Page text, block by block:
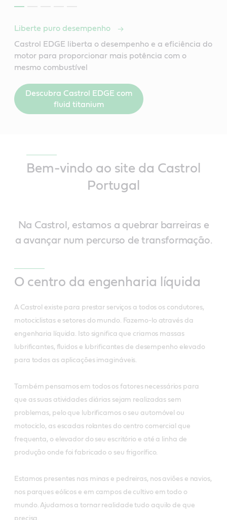
Liberte puro desempenho
Castrol EDGE liberta o desempenho e a eficiência do
motor para proporcionar mais potência com o
mesmo combustível
Descubra Castrol EDGE com
fluid titanium
Bem-vindo ao site da Castrol
Portugal
Na Castrol, estamos a quebrar barreiras e
a avançar num percurso de transformação.
O centro da engenharia líquida
A Castrol existe para prestar serviços a todos os condutores,
motociclistas e setores do mundo. Fazemo-lo através da
engenharia líquida. Isto significa que criamos massas
lubrificantes, fluidos e lubrificantes de desempenho elevado
para todas as aplicações imagináveis.
Também pensamos em todos os fatores necessários para
que as suas atividades diárias sejam realizadas sem
problemas, pelo que lubrificamos o seu automóvel ou
motociclo, as escadas rolantes do centro comercial que
frequenta, o elevador do seu escritório e até a linha de
produção onde foi fabricado o seu frigorífico.
Estamos presentes nas minas e pedreiras, nos aviões e navios,
nos parques eólicos e em campos de cultivo em todo o
mundo. Ajudamos a tornar realidade tudo aquilo de que
precisa.